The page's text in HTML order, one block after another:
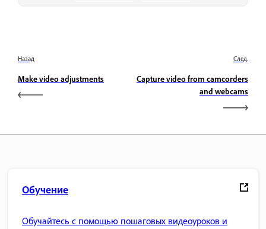
Назад
Make video adjustments
След.
Capture video from camcorders
and webcams
Обучение
Обучайтесь с помощью пошаговых видеоуроков и